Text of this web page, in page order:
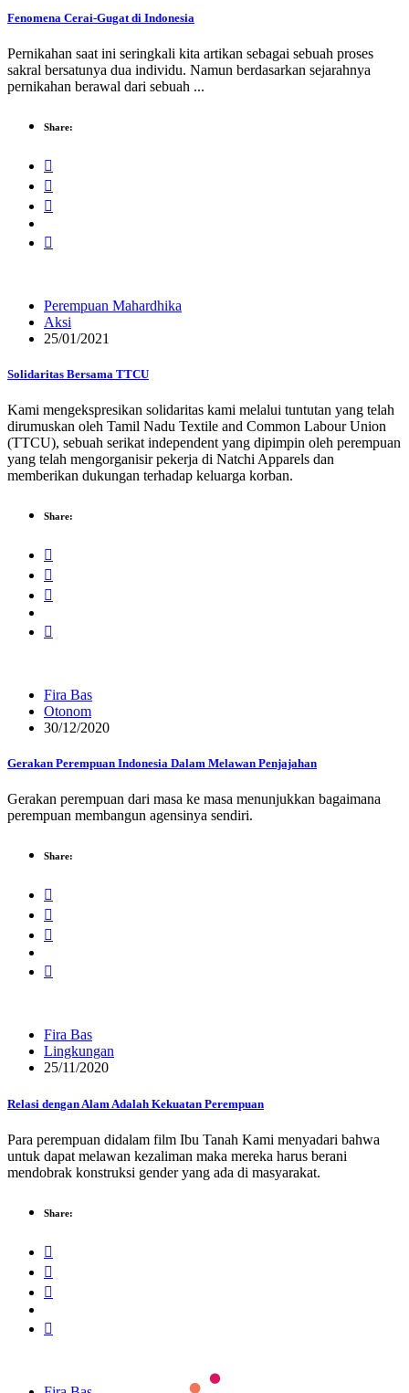
Fenomena Cerai-Gugat di Indonesia
Pernikahan saat ini seringkali kita artikan sebagai sebuah proses
sakral bersatunya dua individu. Namun berdasarkan sejarahnya
pernikahan berawal dari sebuah ...
Share:
Perempuan Mahardhika
Aksi
25/01/2021
Solidaritas Bersama TTCU
Kami mengekspresikan solidaritas kami melalui tuntutan yang telah
dirumuskan oleh Tamil Nadu Textile and Common Labour Union
(TTCU), sebuah serikat independent yang dipimpin oleh perempuan
yang telah mengorganisir pekerja di Natchi Apparels dan
memberikan dukungan terhadap keluarga korban.
Share:
Fira Bas
Otonom
30/12/2020
Gerakan Perempuan Indonesia Dalam Melawan Penjajahan
Gerakan perempuan dari masa ke masa menunjukkan bagaimana
perempuan membangun agensinya sendiri.
Share:
Fira Bas
Lingkungan
25/11/2020
Relasi dengan Alam Adalah Kekuatan Perempuan
Para perempuan didalam film Ibu Tanah Kami menyadari bahwa
untuk dapat melawan kezaliman maka mereka harus berani
mendobrak konstruksi gender yang ada di masyarakat.
Share: